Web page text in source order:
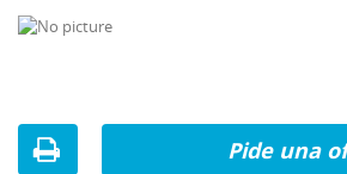
Pide una